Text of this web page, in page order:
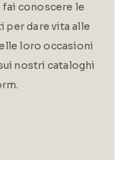
conoscere le
per dare vita alle
loro occasioni
nostri cataloghi